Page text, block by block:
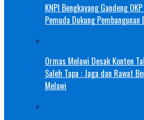
KNPI Bengkayang Gandeng
Pemuda Dukung Pembangunan
Ormas Melawi Desak Konten
Saleh Tapa : Jaga dan Rawat
Melawi